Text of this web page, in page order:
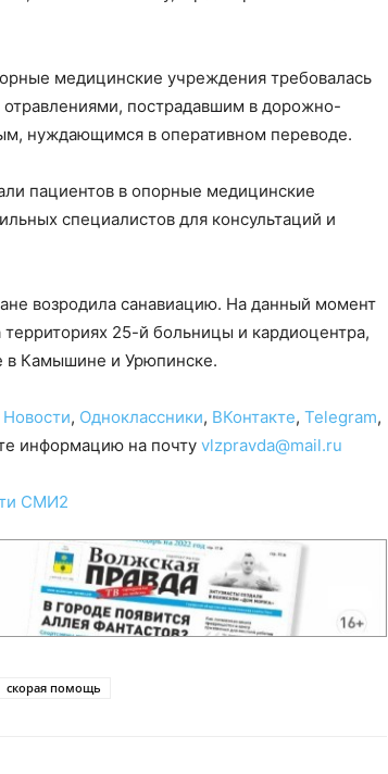
медицинские учреждения требовалась
пострадавшим в дорожно-
нуждающимся в оперативном переводе.
пациентов в опорные медицинские
специалистов для консультаций и
возродила санавиацию. На данный момент
25-й больницы и кардиоцентра,
Камышине и Урюпинске.
Новости, Одноклассники, ВКонтакте, Telegram,
информацию на почту vlzpravda@mail.ru
СМИ2
скорая помощь